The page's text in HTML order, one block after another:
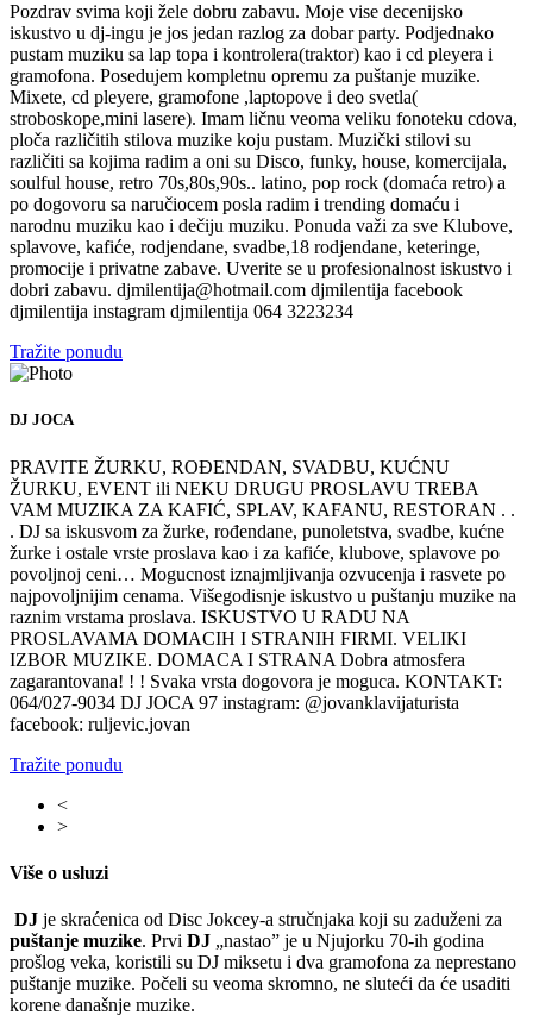
Pozdrav svima koji žele dobru zabavu. Moje vise decenijsko
iskustvo u dj-ingu je jos jedan razlog za dobar party. Podjednako
pustam muziku sa lap topa i kontrolera(traktor) kao i cd pleyera i
gramofona. Posedujem kompletnu opremu za puštanje muzike.
Mixete, cd pleyere, gramofone ,laptopove i deo svetla(
stroboskope,mini lasere). Imam ličnu veoma veliku fonoteku cdova,
ploča različitih stilova muzike koju pustam. Muzički stilovi su
različiti sa kojima radim a oni su Disco, funky, house, komercijala,
soulful house, retro 70s,80s,90s.. latino, pop rock (domaća retro) a
po dogovoru sa naručiocem posla radim i trending domaću i
narodnu muziku kao i dečiju muziku. Ponuda važi za sve Klubove,
splavove, kafiće, rodjendane, svadbe,18 rodjendane, keteringe,
promocije i privatne zabave. Uverite se u profesionalnost iskustvo i
dobri zabavu. djmilentija@hotmail.com djmilentija facebook
djmilentija instagram djmilentija 064 3223234
Tražite ponudu
DJ JOCA
PRAVITE ŽURKU, ROĐENDAN, SVADBU, KUĆNU
ŽURKU, EVENT ili NEKU DRUGU PROSLAVU TREBA
VAM MUZIKA ZA KAFIĆ, SPLAV, KAFANU, RESTORAN . .
. DJ sa iskusvom za žurke, rođendane, punoletstva, svadbe, kućne
žurke i ostale vrste proslava kao i za kafiće, klubove, splavove po
povoljnoj ceni… Mogucnost iznajmljivanja ozvucenja i rasvete po
najpovoljnijim cenama. Višegodisnje iskustvo u puštanju muzike na
raznim vrstama proslava. ISKUSTVO U RADU NA
PROSLAVAMA DOMACIH I STRANIH FIRMI. VELIKI
IZBOR MUZIKE. DOMACA I STRANA Dobra atmosfera
zagarantovana! ! ! Svaka vrsta dogovora je moguca. KONTAKT:
064/027-9034 DJ JOCA 97 instagram: @jovanklavijaturista
facebook: ruljevic.jovan
Tražite ponudu
<
>
Više o usluzi
DJ je skraćenica od Disc Jokcey-a stručnjaka koji su zaduženi za
puštanje muzike. Prvi DJ „nastao” je u Njujorku 70-ih godina
prošlog veka, koristili su DJ miksetu i dva gramofona za neprestano
puštanje muzike. Počeli su veoma skromno, ne sluteći da će usaditi
korene današnje muzike.